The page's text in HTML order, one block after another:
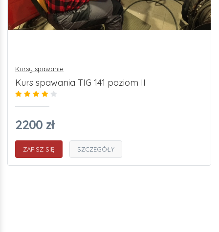
Kursy spawanie
Kurs spawania TIG 141 poziom II
2200 zł
ZAPISZ SIĘ SZCZEGÓŁY